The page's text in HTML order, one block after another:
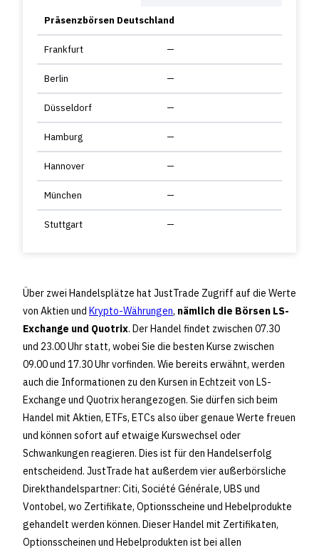
Präsenzbörsen Deutschland
Frankfurt —
Berlin —
Düsseldorf —
Hamburg —
Hannover —
München —
Stuttgart —
Über zwei Handelsplätze hat JustTrade Zugriff auf die Werte
von Aktien und Krypto-Währungen, nämlich die Börsen LS-
Exchange und Quotrix. Der Handel findet zwischen 07.30
und 23.00 Uhr statt, wobei Sie die besten Kurse zwischen
09.00 und 17.30 Uhr vorfinden. Wie bereits erwähnt, werden
auch die Informationen zu den Kursen in Echtzeit von LS-
Exchange und Quotrix herangezogen. Sie dürfen sich beim
Handel mit Aktien, ETFs, ETCs also über genaue Werte freuen
und können sofort auf etwaige Kurswechsel oder
Schwankungen reagieren. Dies ist für den Handelserfolg
entscheidend. JustTrade hat außerdem vier außerbörsliche
Direkthandelspartner: Citi, Société Générale, UBS und
Vontobel, wo Zertifikate, Optionsscheine und Hebelprodukte
gehandelt werden können. Dieser Handel mit Zertifikaten,
Optionsscheinen und Hebelprodukten ist bei allen